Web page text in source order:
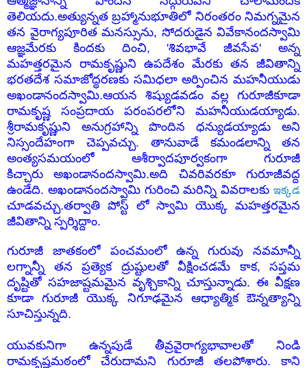
తెలియదు.అత్యున్నత బ్రహ్మానుభూతిలో నిరంతరం నిమగ్నమైన
తన వైరాగ్యపూరిత మనస్సును, సోదరుడైన వివేకానందస్వామి
ఆజ్ఞమేరకు కిందకు దించి, 'శివభావే జీవసేవ' అన్న
మహత్తరమైన రామకృష్ణుని ఉపదేశం మేరకు తన జీవితాన్ని
భరతదేశ సమాజోద్ధరణకు సమిధలా అర్పించిన మహనీయుడు
అఖండానందస్వామి.ఆయన శిష్యుడవడం వల్ల గురూజీకూడా
రామకృష్ణ సంప్రదాయ పరంపరలోని మహనీయుడయ్యాడు.
శ్రీరామకృష్ణుని అనుగ్రహాన్ని పొందిన ధన్యుడయ్యాడు అని
నిస్సందేహంగా చెప్పవచ్చు. తానువాడే కమండలాన్ని తన
అంత్యసమయంలో ఆశీర్వాదపూర్వకంగా గురూజీ
కిచ్చారుఅఖండానందస్వామి.అది చివరివరకూ గురూజీవద్ద
ఉండేది. అఖండానందస్వామి గురించి మరిన్ని వివరాలకు ఇక్కడ
చూడవచ్చు.తర్వాతి పోస్ట్ లో స్వామి యొక్క మహత్తరమైన
జీవితాన్ని స్పర్శిద్దాం.
గురూజీ జాతకంలో పంచమంలో ఉన్న గురువు నవమాన్నీ
లగ్నాన్నీ తన ప్రత్యెక ద్రుష్టులతో వీక్షించడమే కాక, సప్తమ
దృష్టితో సహజాష్టమమైన వృశ్చికాన్ని చూస్తున్నాడు. ఈ వీక్షణ
కూడా గురూజీ యొక్క నిగూఢమైన ఆధ్యాత్మిక ఔన్నత్యాన్ని
సూచిస్తున్నది.
యువకునిగా ఉన్నపుడే తీవ్రవైరాగ్యభావాలతో నిండి
రామకృష్ణమఠంలో చేరుదామని గురూజీ తలపోశారు. కాని